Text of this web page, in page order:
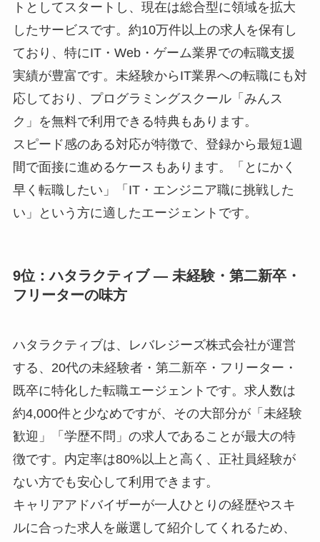
トとしてスタートし、現在は総合型に領域を拡大
したサービスです。約10万件以上の求人を保有し
ており、特にIT・Web・ゲーム業界での転職支援
実績が豊富です。未経験からIT業界への転職にも対
応しており、プログラミングスクール「みんス
ク」を無料で利用できる特典もあります。
スピード感のある対応が特徴で、登録から最短1週
間で面接に進めるケースもあります。「とにかく
早く転職したい」「IT・エンジニア職に挑戦した
い」という方に適したエージェントです。
9位：ハタラクティブ ― 未経験・第二新卒・
フリーターの味方
ハタラクティブは、レバレジーズ株式会社が運営
する、20代の未経験者・第二新卒・フリーター・
既卒に特化した転職エージェントです。求人数は
約4,000件と少なめですが、その大部分が「未経験
歓迎」「学歴不問」の求人であることが最大の特
徴です。内定率は80%以上と高く、正社員経験が
ない方でも安心して利用できます。
キャリアアドバイザーが一人ひとりの経歴やスキ
ルに合った求人を厳選して紹介してくれるため、